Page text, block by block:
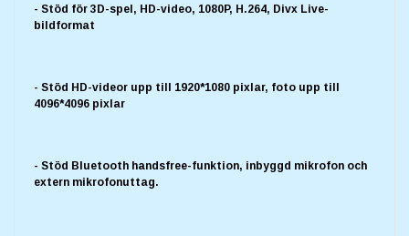
- Stöd för 3D-spel, HD-video, 1080P, H.264, Divx Live-
bildformat
- Stöd HD-videor upp till 1920*1080 pixlar, foto upp till
4096*4096 pixlar
- Stöd Bluetooth handsfree-funktion, inbyggd mikrofon och
extern mikrofonuttag.